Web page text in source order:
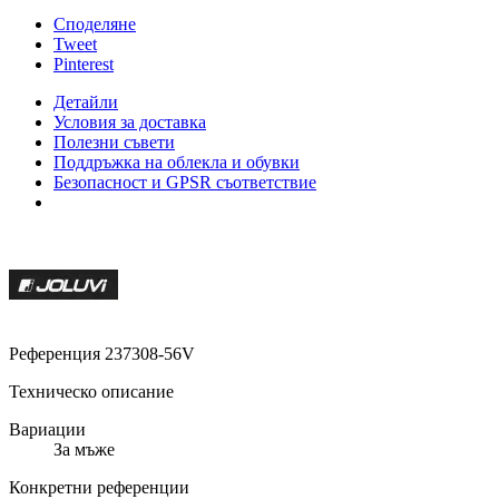
Споделяне
Tweet
Pinterest
Детайли
Условия за доставка
Полезни съвети
Поддръжка на облекла и обувки
Безопасност и GPSR съответствие
Референция 237308-56V
Техническо описание
Вариации
За мъже
Конкретни референции